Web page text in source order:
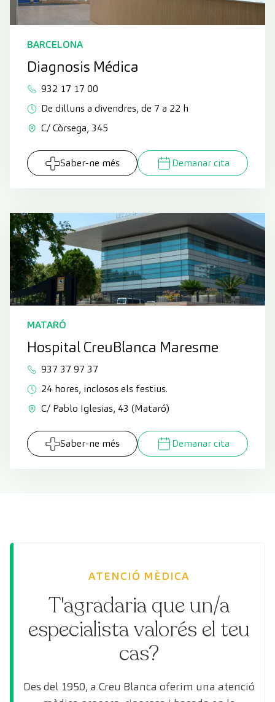
BARCELONA
Diagnosis Médica
932 17 17 00
De dilluns a divendres, de 7 a 22 h
C/ Còrsega, 345
Saber-ne més Demanar cita
MATARÓ
Hospital CreuBlanca Maresme
937 37 97 37
24 hores, inclosos els festius.
C/ Pablo Iglesias, 43 (Mataró)
Saber-ne més Demanar cita
ATENCIÓ MÈDICA
T'agradaria que un/a
especialista valorés el teu
cas?
Des del 1950, a Creu Blanca oferim una atenció